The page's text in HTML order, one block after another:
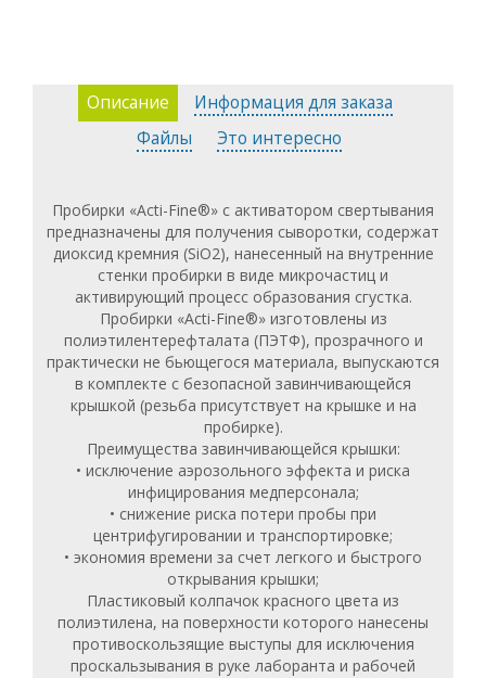
Описание
Информация для заказа
Файлы
Это интересно
Пробирки «Acti-Fine®» с активатором свертывания
предназначены для получения сыворотки, содержат
диоксид кремния (SiO2), нанесенный на внутренние
стенки пробирки в виде микрочастиц и
активирующий процесс образования сгустка.
Пробирки «Acti-Fine®» изготовлены из
полиэтилентерефталата (ПЭТФ), прозрачного и
практически не бьющегося материала, выпускаются
в комплекте с безопасной завинчивающейся
крышкой (резьба присутствует на крышке и на
пробирке).
Преимущества завинчивающейся крышки:
• исключение аэрозольного эффекта и риска
инфицирования медперсонала;
• снижение риска потери пробы при
центрифугировании и транспортировке;
• экономия времени за счет легкого и быстрого
открывания крышки;
Пластиковый колпачок красного цвета из
полиэтилена, на поверхности которого нанесены
противоскользящие выступы для исключения
проскальзывания в руке лаборанта и рабочей